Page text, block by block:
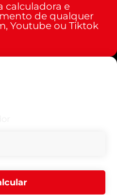
calculadora e
de qualquer
Youtube ou Tiktok